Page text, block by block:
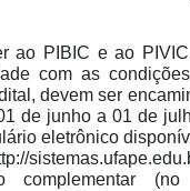
ao PIBIC e ao
com as
devem ser
de junho a 01 de
eletrônico
complementar